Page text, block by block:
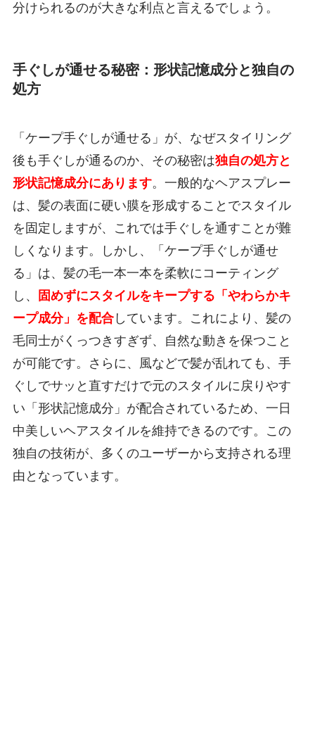
分けられるのが大きな利点と言えるでしょう。
手ぐしが通せる秘密：形状記憶成分と独自の
処方
「ケープ手ぐしが通せる」が、なぜスタイリング
後も手ぐしが通るのか、その秘密は独自の処方と
形状記憶成分にあります。一般的なヘアスプレー
は、髪の表面に硬い膜を形成することでスタイル
を固定しますが、これでは手ぐしを通すことが難
しくなります。しかし、「ケープ手ぐしが通せ
る」は、髪の毛一本一本を柔軟にコーティング
し、
固めずにスタイルをキープする「やわらかキ
ープ成分」を配合しています。これにより、髪の
毛同士がくっつきすぎず、自然な動きを保つこと
が可能です。さらに、風などで髪が乱れても、手
ぐしでサッと直すだけで元のスタイルに戻りやす
い「形状記憶成分」が配合されているため、一日
中美しいヘアスタイルを維持できるのです。この
独自の技術が、多くのユーザーから支持される理
由となっています。